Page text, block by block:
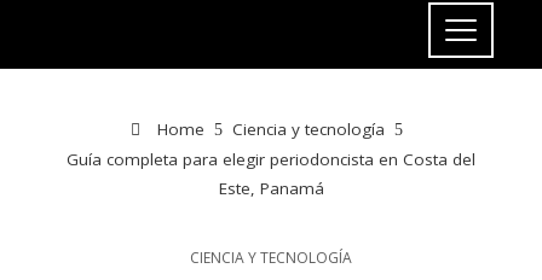
Home
Ciencia y tecnología
Guía completa para elegir periodoncista en Costa del
Este, Panamá
CIENCIA Y TECNOLOGÍA